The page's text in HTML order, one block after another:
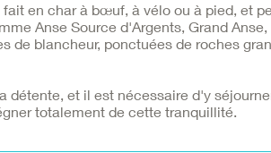
fait en char à bœuf, à vélo ou à pied, et
Anse Source d'Argents, Grand
de blancheur, ponctuées de roches
détente, et il est nécessaire d'y
totalement de cette tranquillité.